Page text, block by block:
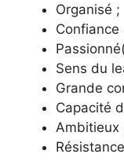
Organisé ;
Confiance
Sens du
Grande
Capacité
Ambitieux